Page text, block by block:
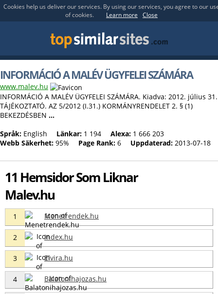
Cookies help us deliver our services. By using our services, you agree to our
of cookies.
Learn more Close
INFORMÁCIÓ A MALÉV ÜGYFELEI SZÁMÁRA
www.malev.hu
INFORMÁCIÓ A MALÉV ÜGYFELEI SZÁMÁRA. Kiadva: 2012. július 31.
TÁJÉKOZTATÓ. AZ 5/2012 (I.31.) KORMÁNYRENDELET 2. § (1)
BEKEZDÉSBEN ...
Språk: English Länkar: 1 194 Alexa: 1 666 203
Webb Säkerhet: 95% Page Rank: 6 Uppdaterad: 2013-07-18
11 Hemsidor Som Liknar
Malev.hu
1 Menetrendek.hu
2 Index.hu
3 Elvira.hu
4 Balatonihajozas.hu